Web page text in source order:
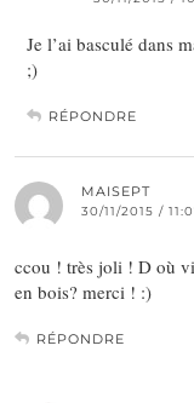
Je l’ai basculé dans
;)
RÉPONDRE
MAISEPT
30/11/2015 /
ccou ! très joli ! D où
en bois? merci ! :)
RÉPONDRE